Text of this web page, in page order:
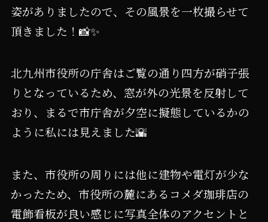
姿がありましたので、その風景を一枚撮らせて
頂きました！📸✨️
北九州市役所の庁舎はご覧の通り四方が硝子張
りとなっているため、窓が外の光景を反射して
おり、まるで市庁舎が夕空に擬態しているかの
ように私には見えました🌇
また、市役所の周りには他に建物や電灯が少な
かったため、市役所の麓にあるコメダ珈琲店の
電飾看板が良い感じに写真全体のアクセントと